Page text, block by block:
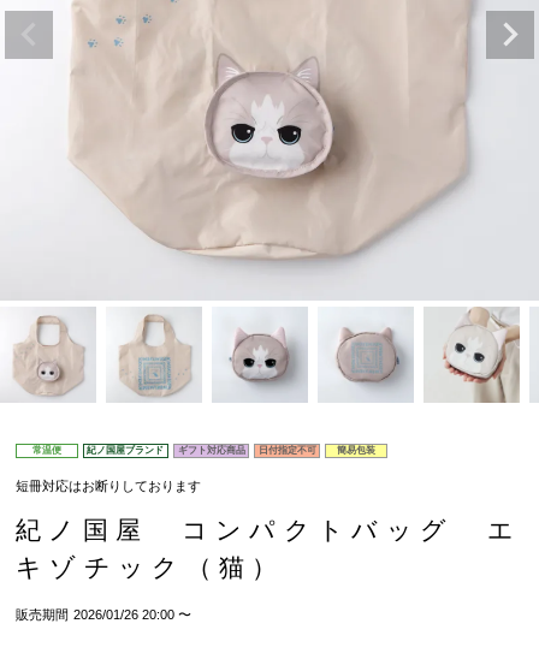
常温便 紀ノ国屋ブランド ギフト対応商品 日付指定不可 簡易包装
短冊対応はお断りしております
紀ノ国屋 コンパクトバッグ エ
キゾチック（猫）
販売期間 2026/01/26 20:00 〜